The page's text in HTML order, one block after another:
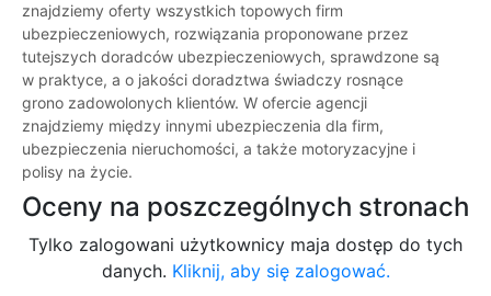
znajdziemy oferty wszystkich topowych firm
ubezpieczeniowych, rozwiązania proponowane przez
tutejszych doradców ubezpieczeniowych, sprawdzone są
w praktyce, a o jakości doradztwa świadczy rosnące
grono zadowolonych klientów. W ofercie agencji
znajdziemy między innymi ubezpieczenia dla firm,
ubezpieczenia nieruchomości, a także motoryzacyjne i
polisy na życie.
Oceny na poszczególnych stronach
Tylko zalogowani użytkownicy maja dostęp do tych
danych. Kliknij, aby się zalogować.